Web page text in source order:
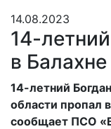
14.08.2023
14-
в Балахне
14-летний
области пропал
сообщает ПСО